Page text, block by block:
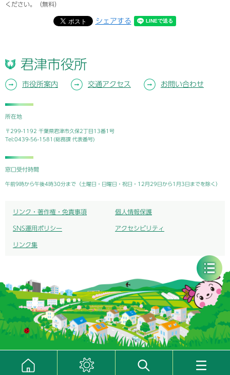
ください。（無料）
シェアする
君津市役所
市役所案内 交通アクセス お問い合わせ
所在地
〒299-1192 千葉県君津市久保2丁目13番1号
Tel:0439-56-1581(総務課 代表番号)
窓口受付時間
午前9時から午後4時30分まで（土曜日・日曜日・祝日・12月29日から1月3日までを除く）
リンク・著作権・免責事項 個人情報保護
SNS運用ポリシー アクセシビリティ
リンク集